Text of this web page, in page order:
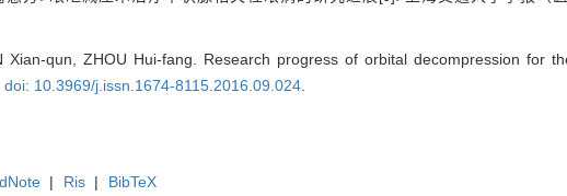
Xian-qun, ZHOU Hui-fang. Research progress of orbital decompression for
doi: 10.3969/j.issn.1674-8115.2016.09.024.
| Ris | BibTeX